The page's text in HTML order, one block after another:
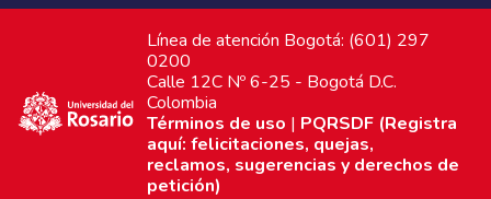
Línea de atención Bogotá: (601) 297
0200
Calle 12C Nº 6-25 - Bogotá D.C.
Colombia
Términos de uso | PQRSDF (Registra
aquí: felicitaciones, quejas,
reclamos, sugerencias y derechos de
petición)